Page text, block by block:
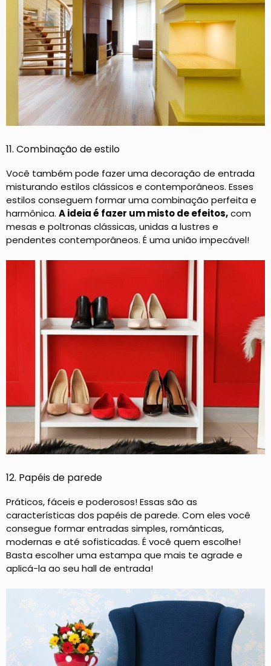
11. Combinação de estilo
Você também pode fazer uma decoração de entrada
misturando estilos clássicos e contemporâneos. Esses
estilos conseguem formar uma combinação perfeita e
harmônica. A ideia é fazer um misto de efeitos,com
mesas e poltronas clássicas, unidas a lustres e
pendentes contemporâneos. É uma união impecável!
12. Papéis de parede
Práticos, fáceis e poderosos! Essas são as
características dos papéis de parede. Com eles você
consegue formar entradas simples, românticas,
modernas e até sofisticadas. É você quem escolhe!
Basta escolher uma estampa que mais te agrade e
aplicá-la ao seu hall de entrada!